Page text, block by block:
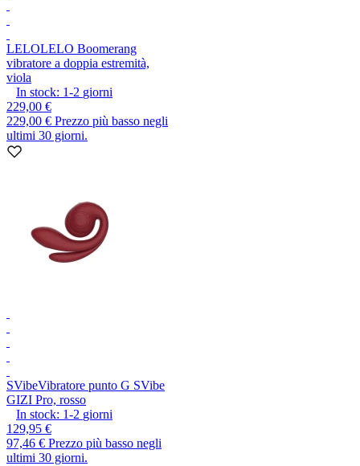
LELOLELO Boomerang
vibratore a doppia estremità,
viola
In stock: 1-2 giorni
229,00 €
229,00 € Prezzo più basso negli
ultimi 30 giorni.
SVibeVibratore punto G SVibe
GIZI Pro, rosso
In stock: 1-2 giorni
129,95 €
97,46 € Prezzo più basso negli
ultimi 30 giorni.